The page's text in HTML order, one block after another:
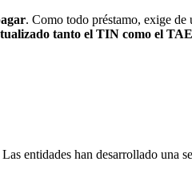
. Como todo préstamo, exige de
tanto el TIN como el TAE
Las entidades han desarrollado una